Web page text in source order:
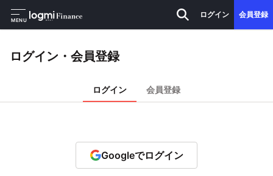
MENU
ログイン 会員登録
ログイン・会員登録
ログイン 会員登録
Googleでログイン